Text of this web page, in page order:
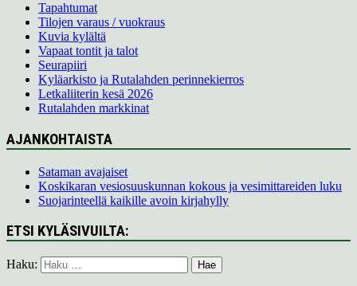
Tapahtumat
Tilojen varaus / vuokraus
Kuvia kylältä
Vapaat tontit ja talot
Seurapiiri
Kyläarkisto ja Rutalahden perinnekierros
Letkaliiterin kesä 2026
Rutalahden markkinat
AJANKOHTAISTA
Sataman avajaiset
Koskikaran vesiosuuskunnan kokous ja vesimittareiden luku
Suojarinteellä kaikille avoin kirjahylly
ETSI KYLÄSIVUILTA:
Haku: